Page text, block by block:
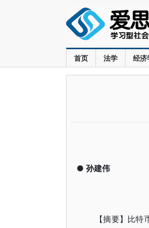
首页 法学 经济
● 孙建伟
【摘要】比